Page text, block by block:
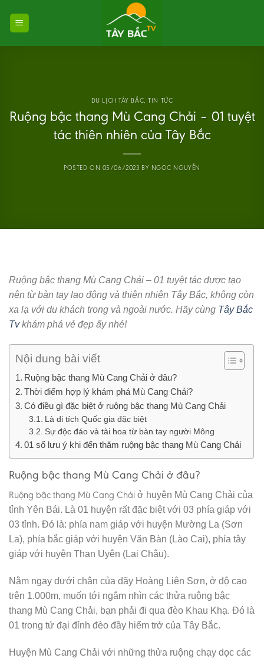
DU LỊCH TÂY BẮC ,TIN TỨC
Ruộng bậc thang Mù Cang Chải – 01 tuyệt
tác thiên nhiên của Tây Bắc
POSTED ON 05/06/2023 BY NGỌC NGUYỄN
Ruộng bậc thang Mù Cang Chải – 01 tuyệt tác được tạo
nên từ bàn tay lao động và thiên nhiên Tây Bắc, không còn
xa lạ với du khách trong và ngoài nước. Hãy cùng Tây Bắc
Tvkhám phá vẻ đẹp ấy nhé!
Nội dung bài viết
Ruộng bậc thang Mù Cang Chải ở đâu?
Thời điểm hợp lý khám phá Mù Cang Chải?
Có điều gì đặc biệt ở ruộng bậc thang Mù Cang Chải
Là di tích Quốc gia đặc biệt
Sự độc đáo và tài hoa từ bàn tay người Mông
01 số lưu ý khi đến thăm ruộng bậc thang Mù Cang Chải
Ruộng bậc thang Mù Cang Chải ở đâu?
Ruộng bậc thang Mù Cang Chải ở huyện Mù Cang Chải của
tỉnh Yên Bái. Là 01 huyện rất đặc biệt với 03 phía giáp với
03 tỉnh. Đó là: phía nam giáp với huyện Mường La (Sơn
La), phía bắc giáp với huyện Văn Bàn (Lào Cai), phía tây
giáp với huyện Than Uyên (Lai Châu).
Nằm ngay dưới chân của dãy Hoàng Liên Sơn, ở độ cao
trên 1.000m, muốn tới ngắm nhìn các thửa ruộng bậc
thang Mù Cang Chải, bạn phải đi qua đèo Khau Khạ. Đó là
01 trong tứ đại đỉnh đèo đầy hiểm trở của Tây Bắc.
Huyện Mù Cang Chải với những thửa ruộng chạy dọc các